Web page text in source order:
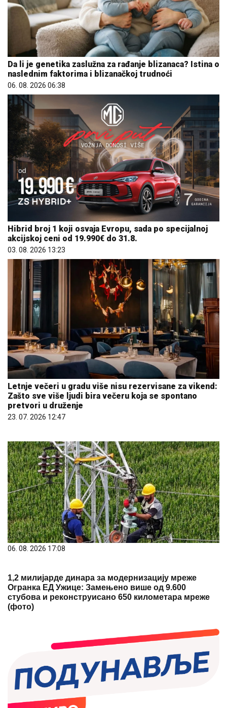
Da li je genetika zaslužna za rađanje blizanaca? Istina o
naslednim faktorima i blizanačkoj trudnoći
06. 08. 2026 06:38
Hibrid broj 1 koji osvaja Evropu, sada po specijalnoj
akcijskoj ceni od 19.990€ do 31.8.
03. 08. 2026 13:23
Letnje večeri u gradu više nisu rezervisane za vikend:
Zašto sve više ljudi bira večeru koja se spontano
pretvori u druženje
23. 07. 2026 12:47
06. 08. 2026 17:08
1,2 милијарде динара за модернизацију мреже
Огранка ЕД Ужице: Замењено више од 9.600
стубова и реконструисано 650 километара мреже
(фото)